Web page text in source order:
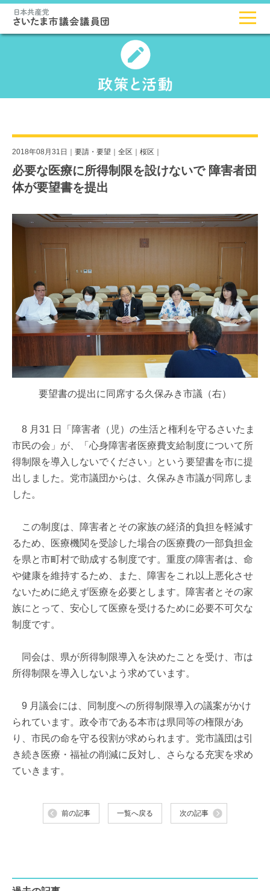
2018年08月31日｜ 要請・要望 全区 桜区
必要な医療に所得制限を設けないで 障害者団
体が要望書を提出
要望書の提出に同席する久保みき市議（右）
8 月31 日「障害者（児）の生活と権利を守るさいたま
市民の会」が、「心身障害者医療費支給制度について所
得制限を導入しないでください」という要望書を市に提
出しました。党市議団からは、久保みき市議が同席しま
した。
この制度は、障害者とその家族の経済的負担を軽減す
るため、医療機関を受診した場合の医療費の一部負担金
を県と市町村で助成する制度です。重度の障害者は、命
や健康を維持するため、また、障害をこれ以上悪化させ
ないために絶えず医療を必要とします。障害者とその家
族にとって、安心して医療を受けるために必要不可欠な
制度です。
同会は、県が所得制限導入を決めたことを受け、市は
所得制限を導入しないよう求めています。
9 月議会には、同制度への所得制限導入の議案がかけ
られています。政令市である本市は県同等の権限があ
り、市民の命を守る役割が求められます。党市議団は引
き続き医療・福祉の削減に反対し、さらなる充実を求め
ていきます。
前の記事 一覧へ戻る 次の記事